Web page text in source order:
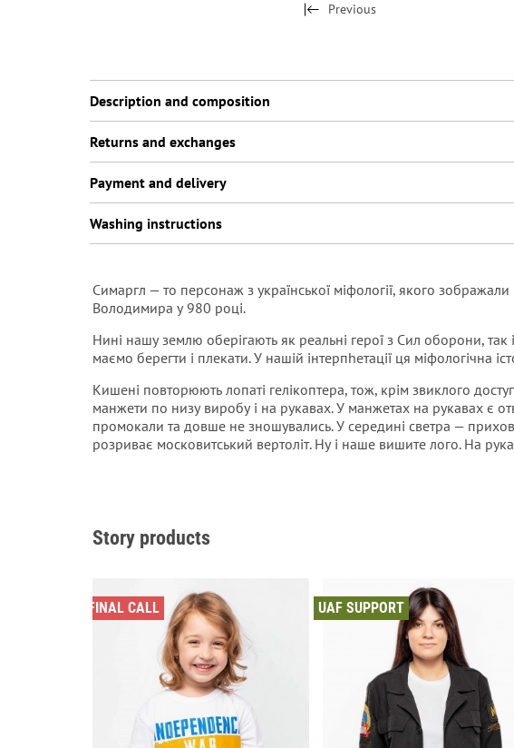
Previous
Description and composition
Returns and exchanges
Payment and delivery
Washing instructions
Симаргл — то персонаж з української міфології, якого
Володимира у 980 році.
Нині нашу землю оберігають як реальні герої з Сил оборони, так
маємо берегти і плекати. У нашій інтерпhетації ця міфологічна
Кишені повторюють лопаті гелікоптера, тож, крім звиклого
манжети по низу виробу і на рукавах. У манжетах на рукавах є
промокали та довше не зношувались. У середині светра —
розриває московитський вертоліт. Ну і наше вишите лого. На
Story products
FINAL CALL UAF SUPPORT